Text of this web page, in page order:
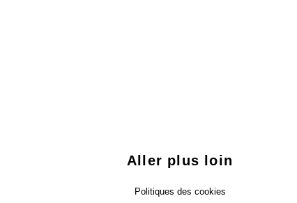
Aller plus loin
Politiques des cookies